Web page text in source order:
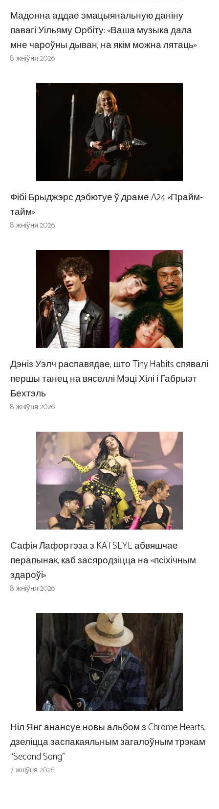
Мадонна аддае эмацыянальную даніну
павагі Уільяму Орбіту: «Ваша музыка дала
мне чароўны дыван, на якім можна лятаць»
8 жніўня 2026
Фібі Брыджэрс дэбютуе ў драме A24 «Прайм-
тайм»
8 жніўня 2026
Дэніз Уэлч распавядае, што Tiny Habits спявалі
першы танец на вяселлі Мэці Хілі і Габрыэт
Бехтэль
8 жніўня 2026
Сафія Лафортэза з KATSEYE абвяшчае
перапынак, каб засяродзіцца на «псіхічным
здароўі»
8 жніўня 2026
Ніл Янг анансуе новы альбом з Chrome Hearts,
дзеліцца заспакаяльным загалоўным трэкам
“Second Song”
7 жніўня 2026